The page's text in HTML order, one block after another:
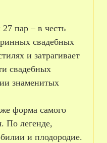
пар – в честь
свадебных
и затрагивает
свадебных
знаменитых
форма самого
По легенде,
и плодородие.